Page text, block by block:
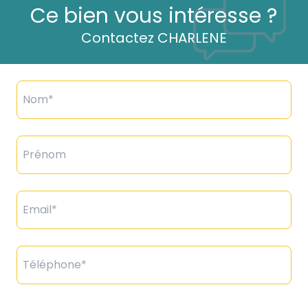
Ce bien vous intéresse ?
Contactez CHARLENE
Nom*
Prénom
Email*
Téléphone*